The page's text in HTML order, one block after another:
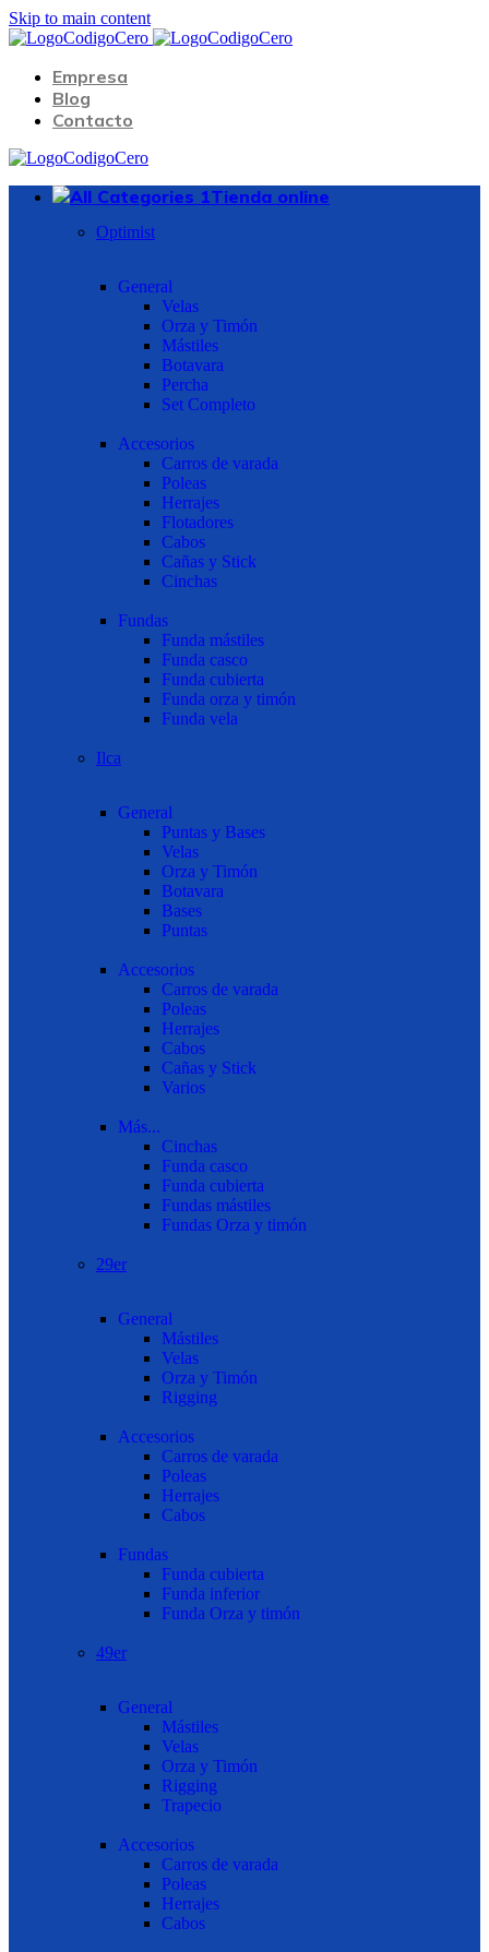
Skip to main content
Empresa
Blog
Contacto
Tienda online
Optimist
General
Velas
Orza y Timón
Mástiles
Botavara
Percha
Set Completo
Accesorios
Carros de varada
Poleas
Herrajes
Flotadores
Cabos
Cañas y Stick
Cinchas
Fundas
Funda mástiles
Funda casco
Funda cubierta
Funda orza y timón
Funda vela
Ilca
General
Puntas y Bases
Velas
Orza y Timón
Botavara
Bases
Puntas
Accesorios
Carros de varada
Poleas
Herrajes
Cabos
Cañas y Stick
Varios
Más...
Cinchas
Funda casco
Funda cubierta
Fundas mástiles
Fundas Orza y timón
29er
General
Mástiles
Velas
Orza y Timón
Rigging
Accesorios
Carros de varada
Poleas
Herrajes
Cabos
Fundas
Funda cubierta
Funda inferior
Funda Orza y timón
49er
General
Mástiles
Velas
Orza y Timón
Rigging
Trapecio
Accesorios
Carros de varada
Poleas
Herrajes
Cabos